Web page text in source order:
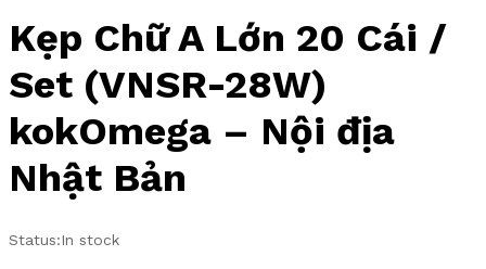
Kẹp Chữ A Lớn 20 Cái /
Set (VNSR-28W)
kokOmega – Nội địa
Nhật Bản
Status:In stock